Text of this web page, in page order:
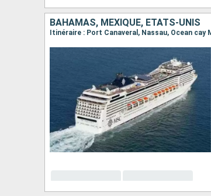
BAHAMAS, MEXIQUE, ÉTATS-UNIS
Itinéraire : Port Canaveral, Nassau, Ocean